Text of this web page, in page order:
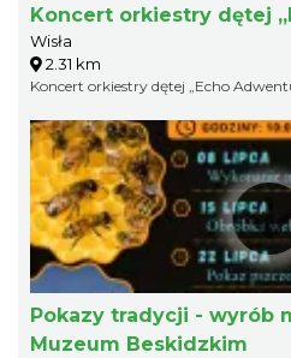
Koncert orkiestry dętej
Wisła
2.31 km
Koncert orkiestry dętej „Echo
Pokazy tradycji - wyrób
Muzeum Beskidzkim